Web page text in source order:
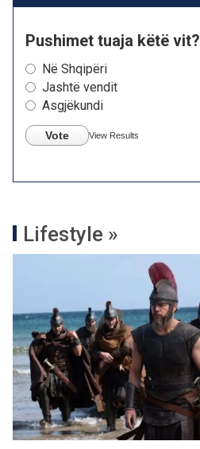
Pushimet tuaja këtë vit?
Në Shqipëri
Jashtë vendit
Asgjëkundi
Vote View Results
Lifestyle »